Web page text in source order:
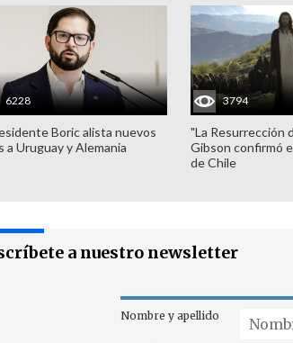
6228
Boric alista nuevos
a Uruguay y Alemania
3794
"La Resurrección
Gibson confirmó
de Chile
a nuestro newsletter
Nombre y apellido